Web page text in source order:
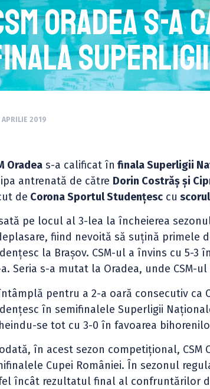
Oradea s-
2019
Oradea s-a calificat în finala Superligii
antrenată de către Dorin Costrăș și
de Corona Sportul Studențesc cu
pe locul al 3-lea la încheierea
fiind nevoită să suțină primele
la Brașov. CSM-ul a învins cu 5-3
Seria s-a mutat la Oradea, unde CSM-
pentru a 2-a oară consecutiv ca
în semifinalele Superligii
se tot cu 3-0 în favoarea
în acest sezon competițional, CSM
Cupei României. În sezonul
încât rezultatul final al confruntărilor